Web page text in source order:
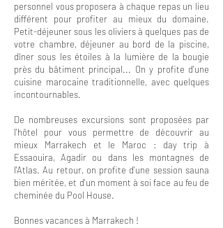
personnel vous proposera à chaque repas un lieu
différent pour profiter au mieux du domaine.
Petit-déjeuner sous les oliviers à quelques pas de
votre chambre, déjeuner au bord de la piscine,
dîner sous les étoiles à la lumière de la bougie
près du bâtiment principal... On y profite d'une
cuisine marocaine traditionnelle, avec quelques
incontournables.
De nombreuses excursions sont proposées par
l'hôtel pour vous permettre de découvrir au
mieux Marrakech et le Maroc : day trip à
Essaouira, Agadir ou dans les montagnes de
l'Atlas. Au retour, on profite d'une session sauna
bien méritée, et d'un moment à soi face au feu de
cheminée du Pool House.
Bonnes vacances à Marrakech !